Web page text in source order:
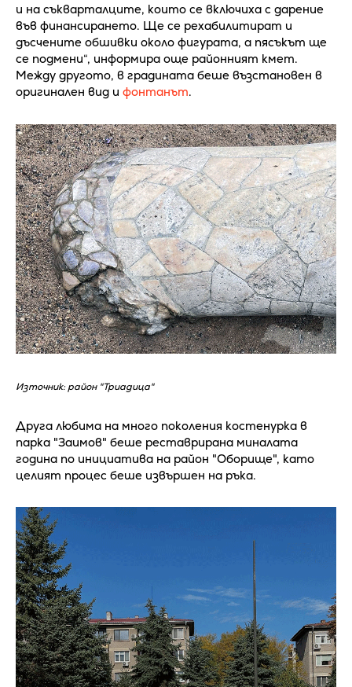
и на съкварталците, които се включиха с дарение
във финансирането. Ще се рехабилитират и
дъсчените обшивки около фигурата, а пясъкът ще
се подмени“, информира още районният кмет.
Между другото, в градината беше възстановен в
оригинален вид и фонтанът.
Източник: район "Триадица"
Друга любима на много поколения костенурка в
парка "Заимов" беше реставрирана миналата
година по инициатива на район "Оборище", като
целият процес беше извършен на ръка.